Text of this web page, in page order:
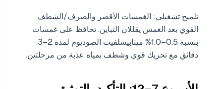
تلميح تشغيلي: الغمسات الأقصر والصرف/الشطف
القوي بعد الغمس يقللان التباين. نحافظ على غمسات
بنسبة 0.5–1.0% ميتابيسلفيت الصوديوم لمدة 2–3
دقائق مع تحريك قوي وشطف بمياه عذبة من مرحلتين.